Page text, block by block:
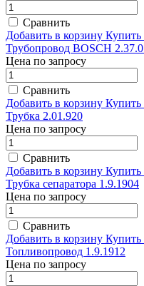
Сравнить
Добавить в корзину Купить
Трубопровод BOSCH
Цена по запросу
Сравнить
Добавить в корзину Купить
Трубка 2.01.920
Цена по запросу
Сравнить
Добавить в корзину Купить
Трубка сепаратора 1.9.1904
Цена по запросу
Сравнить
Добавить в корзину Купить
Топливопровод 1.9.1912
Цена по запросу